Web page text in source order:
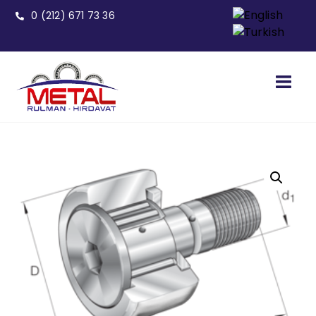
0 (212) 671 73 36